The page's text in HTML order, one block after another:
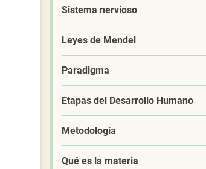
Sistema nervioso
Leyes de Mendel
Paradigma
Etapas del Desarrollo Humano
Metodología
Qué es la materia